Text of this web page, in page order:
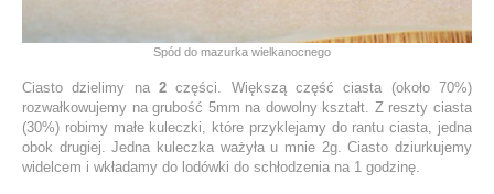
Spód do mazurka wielkanocnego
Ciasto dzielimy na 2 części. Większą część ciasta (około 70%)
rozwałkowujemy na grubość 5mm na dowolny kształt. Z reszty ciasta
(30%) robimy małe kuleczki, które przyklejamy do rantu ciasta, jedna
obok drugiej. Jedna kuleczka ważyła u mnie 2g. Ciasto dziurkujemy
widelcem i wkładamy do lodówki do schłodzenia na 1 godzinę.